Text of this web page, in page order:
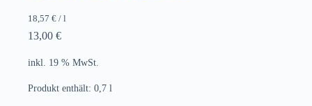
18,57 € / l
13,00 €
inkl. 19 % MwSt.
Produkt enthält: 0,7 l